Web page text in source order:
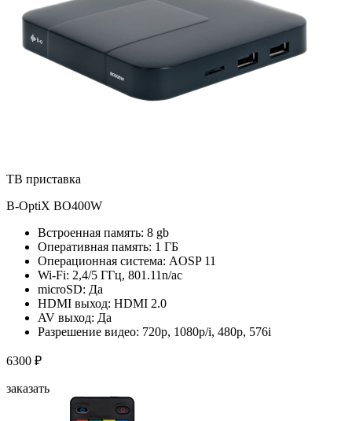
ТВ приставка
B-OptiX BO400W
Встроенная память: 8 gb
Оперативная память: 1 ГБ
Операционная система: AOSP 11
Wi-Fi: 2,4/5 ГГц, 801.11n/ac
microSD: Да
HDMI выход: HDMI 2.0
AV выход: Да
Разрешение видео: 720p, 1080p/i, 480p, 576i
6300 ₽
заказать